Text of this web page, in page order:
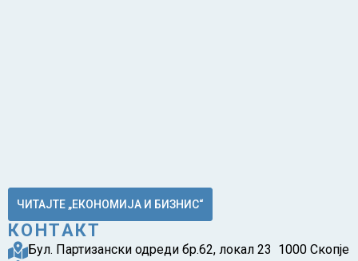
ЧИТАЈТЕ „ЕКОНОМИЈА И БИЗНИС“
КОНТАКТ
Бул. Партизански одреди бр.62, локал 23 1000 Скопје